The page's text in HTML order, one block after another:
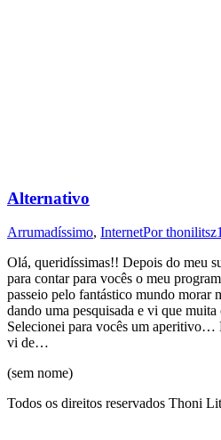
Alternativo
Arrumadíssimo, InternetPorthonilitsz
Olá, queridíssimas!! Depois do meu
para contar para vocês o meu
passeio pelo fantástico mundo morar
dando uma pesquisada e vi que muita
Selecionei para vocês um aperitivo…
vi de…
(sem nome)
Todos os direitos reservados Thoni